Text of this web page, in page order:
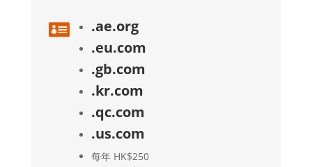

.ae.org
.eu.com
.gb.com
.kr.com
.qc.com
.us.com
每年 HK$250